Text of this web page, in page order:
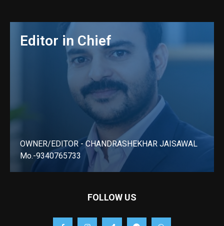
Editor in Chief
OWNER/EDITOR - CHANDRASHEKHAR JAISAWAL
Mo.-9340765733
FOLLOW US